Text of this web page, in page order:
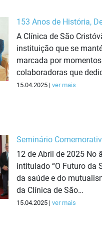
153 Anos de História,
A Clínica de São
instituição que se
marcada por
colaboradoras que
15.04.2025 | ver mais
Seminário
12 de Abril de 2025 No
intitulado “O Futuro da
da saúde e do
da Clínica de São…
15.04.2025 | ver mais